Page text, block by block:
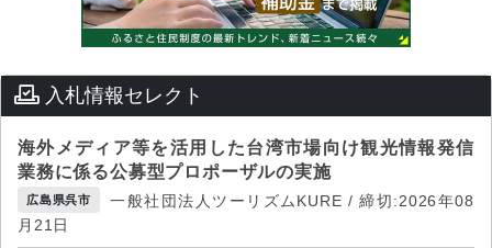
入札情報セレクト
海外メディア等を活用した台湾市場向け観光情報発信
業務に係る公募型プロポーザルの実施
広島県呉市
一般社団法人ツーリズムKURE / 締切:2026年08
月21日